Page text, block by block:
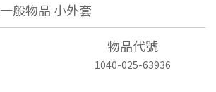
一般物品 小外套
物品代號
1040-025-63936